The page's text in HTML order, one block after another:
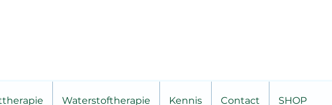
Waterstoftherapie Kennis Contact SHOP